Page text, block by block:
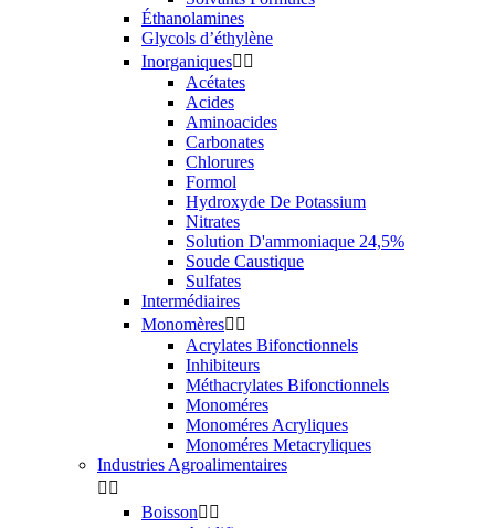
Éthanolamines
Glycols d’éthylène
Inorganiques 
Acétates
Acides
Aminoacides
Carbonates
Chlorures
Formol
Hydroxyde De Potassium
Nitrates
Solution D'ammoniaque 24,5%
Soude Caustique
Sulfates
Intermédiaires
Monomères 
Acrylates Bifonctionnels
Inhibiteurs
Méthacrylates Bifonctionnels
Monoméres
Monoméres Acryliques
Monoméres Metacryliques
Industries Agroalimentaires
 
Boisson 